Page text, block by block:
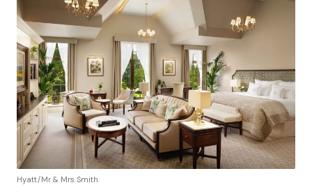
Hyatt/Mr & Mrs Smith